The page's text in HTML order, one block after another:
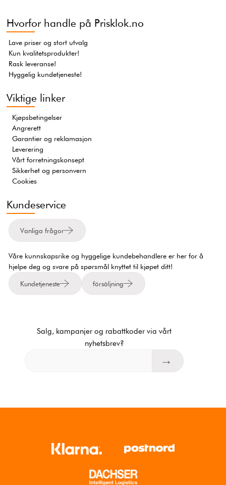
Hvorfor handle på Prisklok.no
Lave priser og stort utvalg
Kun kvalitetsprodukter!
Rask leveranse!
Hyggelig kundetjeneste!
Viktige linker
Kjøpsbetingelser
Angrerett
Garantier og reklamasjon
Leverering
Vårt forretningskonsept
Sikkerhet og personvern
Cookies
Kundeservice
Vanliga frågor
Våre kunnskapsrike og hyggelige kundebehandlere er her for å
hjelpe deg og svare på spørsmål knyttet til kjøpet ditt!
Kundetjeneste försäljning
Salg, kampanjer og rabattkoder via vårt
nyhetsbrev?